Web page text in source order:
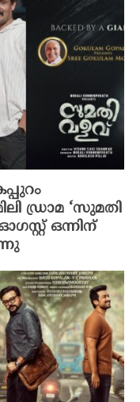
ഡ്രാമ ‘സുമതി
ഒന്നിന്